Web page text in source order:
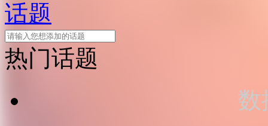
话题
热门话题
数